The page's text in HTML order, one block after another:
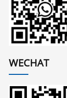
WECHAT